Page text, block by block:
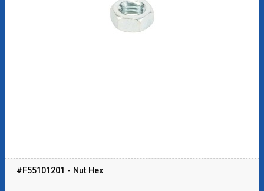
#F55101201 - Nut Hex